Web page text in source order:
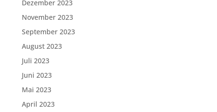
Dezember 2023
November 2023
September 2023
August 2023
Juli 2023
Juni 2023
Mai 2023
April 2023